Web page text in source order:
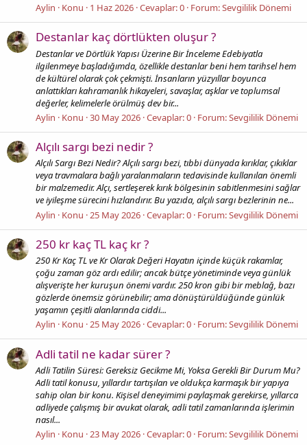
Aylin
Konu 1 Haz 2026 Cevaplar: 0 Forum:Sevgililik Dönemi
Destanlar kaç dörtlükten oluşur ?
Destanlar ve Dörtlük Yapısı Üzerine Bir İnceleme Edebiyatla
ilgilenmeye başladığımda, özellikle destanlar beni hem tarihsel hem
de kültürel olarak çok çekmişti. İnsanların yüzyıllar boyunca
anlattıkları kahramanlık hikayeleri, savaşlar, aşklar ve toplumsal
değerler, kelimelerle örülmüş dev bir...
Aylin
Konu 30 May 2026 Cevaplar: 0 Forum:Sevgililik Dönemi
Alçılı sargı bezi nedir ?
Alçılı Sargı Bezi Nedir? Alçılı sargı bezi, tıbbi dünyada kırıklar, çıkıklar
veya travmalara bağlı yaralanmaların tedavisinde kullanılan önemli
bir malzemedir. Alçı, sertleşerek kırık bölgesinin sabitlenmesini sağlar
ve iyileşme sürecini hızlandırır. Bu yazıda, alçılı sargı bezlerinin ne...
Aylin
Konu 25 May 2026 Cevaplar: 0 Forum:Sevgililik Dönemi
250 kr kaç TL kaç kr ?
250 Kr Kaç TL ve Kr Olarak Değeri Hayatın içinde küçük rakamlar,
çoğu zaman göz ardı edilir; ancak bütçe yönetiminde veya günlük
alışverişte her kuruşun önemi vardır. 250 kron gibi bir meblağ, bazı
gözlerde önemsiz görünebilir; ama dönüştürüldüğünde günlük
yaşamın çeşitli alanlarında ciddi...
Aylin
Konu 25 May 2026 Cevaplar: 0 Forum:Sevgililik Dönemi
Adli tatil ne kadar sürer ?
Adli Tatilin Süresi: Gereksiz Gecikme Mi, Yoksa Gerekli Bir Durum Mu?
Adli tatil konusu, yıllardır tartışılan ve oldukça karmaşık bir yapıya
sahip olan bir konu. Kişisel deneyimimi paylaşmak gerekirse, yıllarca
adliyede çalışmış bir avukat olarak, adli tatil zamanlarında işlerimin
nasıl...
Aylin
Konu 23 May 2026 Cevaplar: 0 Forum:Sevgililik Dönemi